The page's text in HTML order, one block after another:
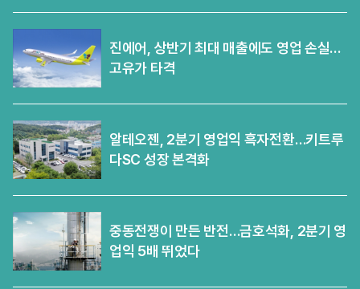
진에어, 상반기 최대 매출에도 영업 손실…
고유가 타격
알테오젠, 2분기 영업익 흑자전환…키트루
다SC 성장 본격화
중동전쟁이 만든 반전…금호석화, 2분기 영
업익 5배 뛰었다